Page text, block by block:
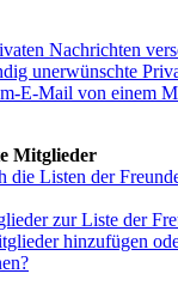
Nachrichten
unerwünschte
E-Mail von einem
Mitglieder
die Listen der
zur Liste der
hinzufügen